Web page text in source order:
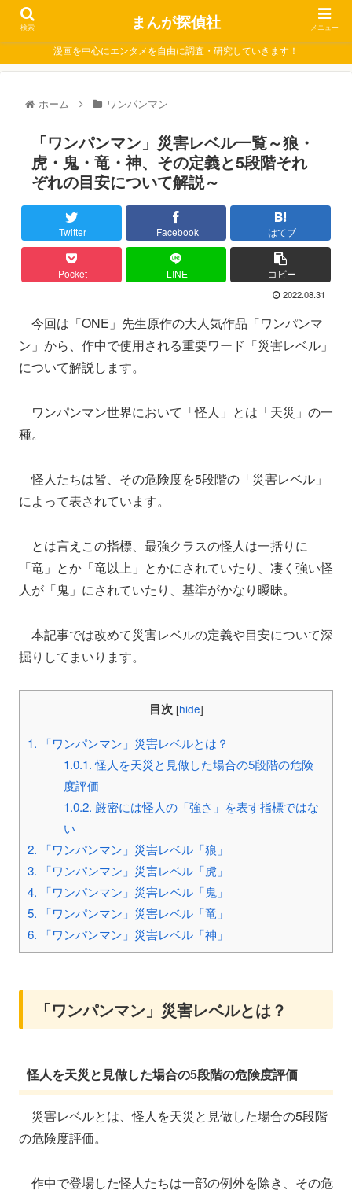
漫画を中心にエンタメを自由に調査・研究していきます！
ホーム ワンパンマン
「ワンパンマン」災害レベル一覧～狼・
虎・鬼・竜・神、その定義と5段階それ
ぞれの目安について解説～
Twitter Facebook はてブ
Pocket LINE コピー
2022.08.31
今回は「ONE」先生原作の大人気作品「ワンパンマ
ン」から、作中で使用される重要ワード「災害レベル」
について解説します。
ワンパンマン世界において「怪人」とは「天災」の一
種。
怪人たちは皆、その危険度を5段階の「災害レベル」
によって表されています。
とは言えこの指標、最強クラスの怪人は一括りに
「竜」とか「竜以上」とかにされていたり、凄く強い怪
人が「鬼」にされていたり、基準がかなり曖昧。
本記事では改めて災害レベルの定義や目安について深
掘りしてまいります。
目次 [hide]
1. 「ワンパンマン」災害レベルとは？
1.0.1.怪人を天災と見做した場合の5段階の危険
度評価
1.0.2. 厳密には怪人の「強さ」を表す指標ではな
い
2. 「ワンパンマン」災害レベル「狼」
3. 「ワンパンマン」災害レベル「虎」
4. 「ワンパンマン」災害レベル「鬼」
5. 「ワンパンマン」災害レベル「竜」
6. 「ワンパンマン」災害レベル「神」
「ワンパンマン」災害レベルとは？
怪人を天災と見做した場合の5段階の危険度評価
災害レベルとは、怪人を天災と見做した場合の5段階
の危険度評価。
作中で登場した怪人たちは一部の例外を除き、その危
検索 まんが探偵社 メニュー